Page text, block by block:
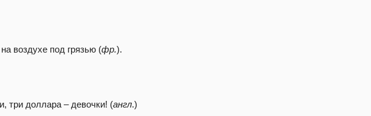
воздухе под грязью (фр.).
три доллара – девочки! (англ.)